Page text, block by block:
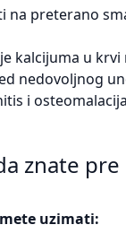
na preterano
kalcijuma u
nedovoljnog
i
znate
uzimati: